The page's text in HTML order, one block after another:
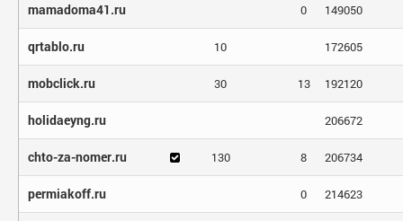
mamadoma41.ru 0 149050
qrtablo.ru 10 172605
mobclick.ru 30 13 192120
holidaeyng.ru 206672
chto-za-nomer.ru 130 8 206734
permiakoff.ru 0 214623